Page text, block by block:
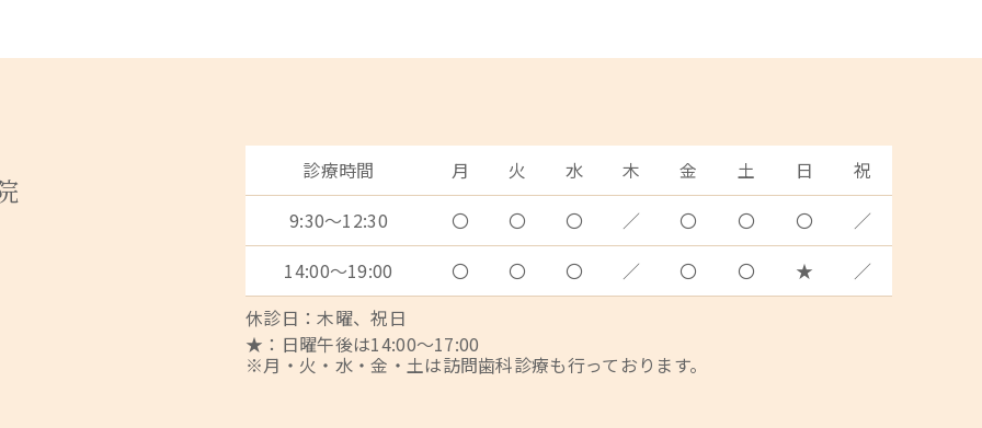
診療時間 月 火 水 木 金 土 日
祝
9:30～12:30
〇 〇 〇 ／ 〇 〇 〇
／
14:00～19:00
〇 〇 〇 ／ 〇 〇 ★
／
休診日：木曜、祝日
★：日曜午後は14:00～17:00
※月・火・水・金・土は訪問歯科診療も行っております。